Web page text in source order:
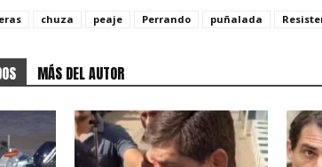
chuza peaje Perrando puñalada
MÁS DEL AUTOR